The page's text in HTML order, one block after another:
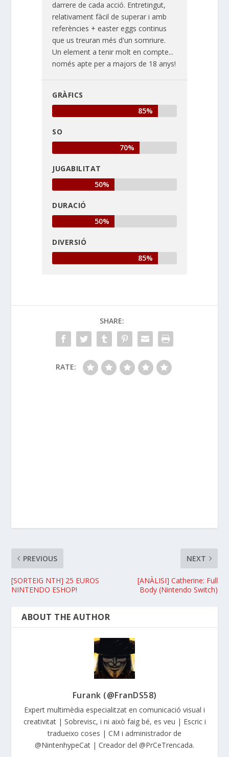
darrere de cada acció. Entretingut,
relativament fàcil de superar i amb
referències + easter eggs continus
que us treuran més d'un somriure.
Un element a tenir molt en compte...
només apte per a majors de 18 anys!
GRÀFICS
85%
SO
70%
JUGABILITAT
50%
DURACIÓ
50%
DIVERSIÓ
85%
SHARE:
RATE:
PREVIOUS
[SORTEIG NTH] 25 EUROS
NINTENDO ESHOP!
NEXT
[ANÀLISI] Catherine: Full
Body (Nintendo Switch)
ABOUT THE AUTHOR
Furank (@FranDS58)
Expert multimèdia especialitzat en comunicació visual i
creativitat | Sobrevisc, i ni això faig bé, es veu | Escric i
tradueixo coses | CM i administrador de
@NintenhypeCat | Creador del @PrCeTrencada.